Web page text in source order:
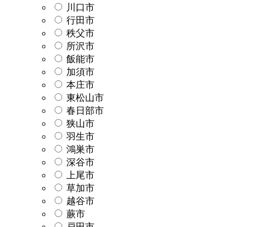
川口市
行田市
秩父市
所沢市
飯能市
加須市
本庄市
東松山市
春日部市
狭山市
羽生市
鴻巣市
深谷市
上尾市
草加市
越谷市
蕨市